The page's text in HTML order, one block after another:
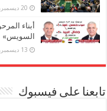
20 ديسمبر، 2020
أبناء
السويس»
13 ديسمبر، 2020
تابعنا على فيسبوك